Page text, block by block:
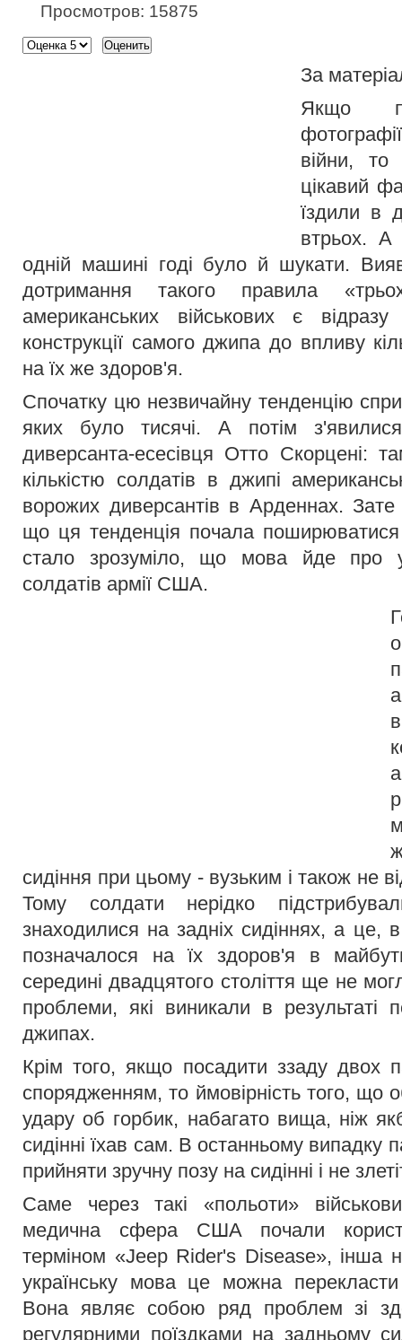
Просмотров: 15875
За
Якщо
війни, то
цікавий
їздили в
втрьох. А
одній машині годі було й шукати.
дотримання такого правила
американських військових є
конструкції самого джипа до впливу
на їх же здоров'я.
Спочатку цю незвичайну тенденцію
яких було тисячі. А потім
диверсанта-есесівця Отто Скорцені:
кількістю солдатів в джипі
ворожих диверсантів в Арденнах. Зате
що ця тенденція почала поширюватися
стало зрозуміло, що мова йде про
солдатів армії США.
сидіння при цьому - вузьким і також не
Тому солдати нерідко
знаходилися на задніх сидіннях, а це,
позначалося на їх здоров'я в
середині двадцятого століття ще не
проблеми, які виникали в результаті
джипах.
Крім того, якщо посадити ззаду двох
спорядженням, то ймовірність того, що
удару об горбик, набагато вища, ніж
сидінні їхав сам. В останньому випадку
прийняти зручну позу на сидінні і не
Саме через такі «польоти»
медична сфера США почали
терміном «Jeep Rider's Disease», інша
українську мова це можна
Вона являє собою ряд проблем зі
регулярними поїздками на задньому